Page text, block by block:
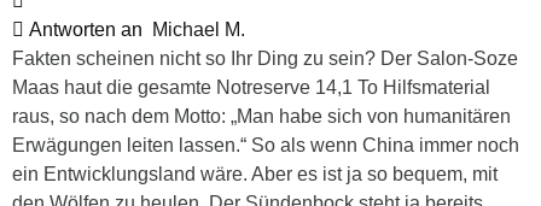
Antworten an
Michael M.
Fakten scheinen nicht so Ihr Ding zu sein? Der Salon-Soze
Maas haut die gesamte Notreserve 14,1 To Hilfsmaterial
raus, so nach dem Motto: „Man habe sich von humanitären
Erwägungen leiten lassen.“ So als wenn China immer noch
ein Entwicklungsland wäre. Aber es ist ja so bequem, mit